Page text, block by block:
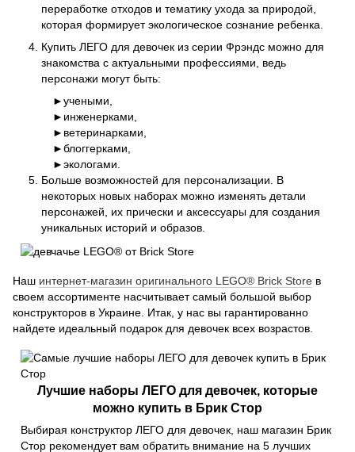
переработке отходов и тематику ухода за природой,
которая формирует экологическое сознание ребенка.
Купить ЛЕГО для девочек из серии Фрэндс можно для
знакомства с актуальными профессиями, ведь
персонажи могут быть:
►учеными,
►инженерками,
►ветеринарками,
►блоггерками,
►экологами.
Больше возможностей для персонализации. В
некоторых новых наборах можно изменять детали
персонажей, их прически и аксессуары для создания
уникальных историй и образов.
Наш интернет-магазин оригинального LEGO® Brick Store в
своем ассортименте насчитывает самый большой выбор
конструкторов в Украине. Итак, у нас вы гарантированно
найдете идеальный подарок для девочек всех возрастов.
Лучшие наборы ЛЕГО для девочек, которые
можно купить в Брик Стор
Выбирая конструктор ЛЕГО для девочек, наш магазин Брик
Стор рекомендует вам обратить внимание на 5 лучших